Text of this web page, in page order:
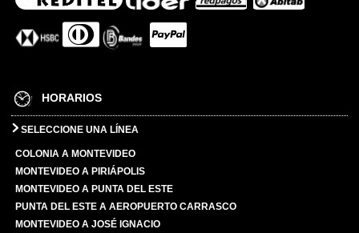
HORARIOS
SELECCIONE UNA LÍNEA
COLONIA A MONTEVIDEO
MONTEVIDEO A PIRIÁPOLIS
MONTEVIDEO A PUNTA DEL ESTE
PUNTA DEL ESTE A AEROPUERTO CARRASCO
MONTEVIDEO A JOSÉ IGNACIO